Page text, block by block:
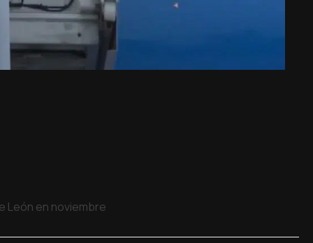
León en noviembre